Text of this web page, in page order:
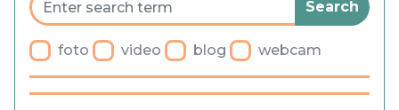
foto video blog webcam